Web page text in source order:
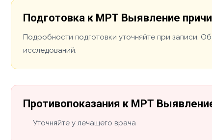
Подготовка к МРТ Выявление
Подробности подготовки уточняйте при записи.
исследований.
Противопоказания к МРТ
Уточняйте у лечащего врача